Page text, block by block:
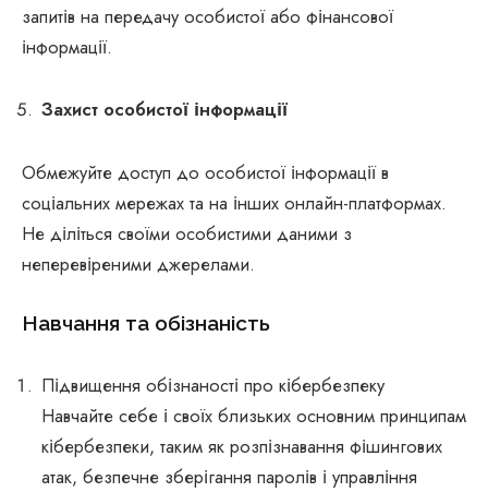
запитів на передачу особистої або фінансової
інформації.
Захист особистої інформації
Обмежуйте доступ до особистої інформації в
соціальних мережах та на інших онлайн-платформах.
Не діліться своїми особистими даними з
неперевіреними джерелами.
Навчання та обізнаність
Підвищення обізнаності про кібербезпеку
Навчайте себе і своїх близьких основним принципам
кібербезпеки, таким як розпізнавання фішингових
атак, безпечне зберігання паролів і управління